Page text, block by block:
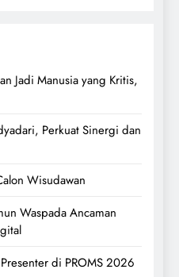
Jadi Manusia yang Kritis,
Perkuat Sinergi dan
Wisudawan
Waspada Ancaman
di PROMS 2026